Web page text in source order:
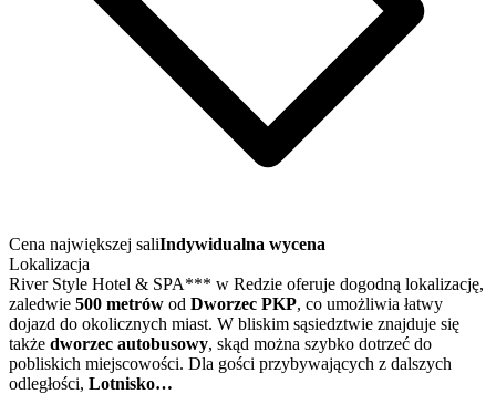
Cena największej saliIndywidualna wycena
Lokalizacja
River Style Hotel & SPA*** w Redzie oferuje dogodną lokalizację,
zaledwie 500 metrów od Dworzec PKP, co umożliwia łatwy
dojazd do okolicznych miast. W bliskim sąsiedztwie znajduje się
także dworzec autobusowy, skąd można szybko dotrzeć do
pobliskich miejscowości. Dla gości przybywających z dalszych
odległości, Lotnisko…